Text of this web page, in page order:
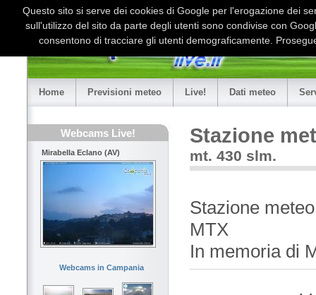
Home Previsioni meteo Live! Dati meteo
Webcams Live!
Mirabella Eclano (AV)
Webcams in Campania
Stazione
mt. 430 slm.
Stazione
MTX
In memoria di
Questo sito si serve dei cookies di Google per l'erogazione dei
sull'utilizzo del sito da parte degli utenti sono condivise con
consentono di tracciare gli utenti demograficamente.